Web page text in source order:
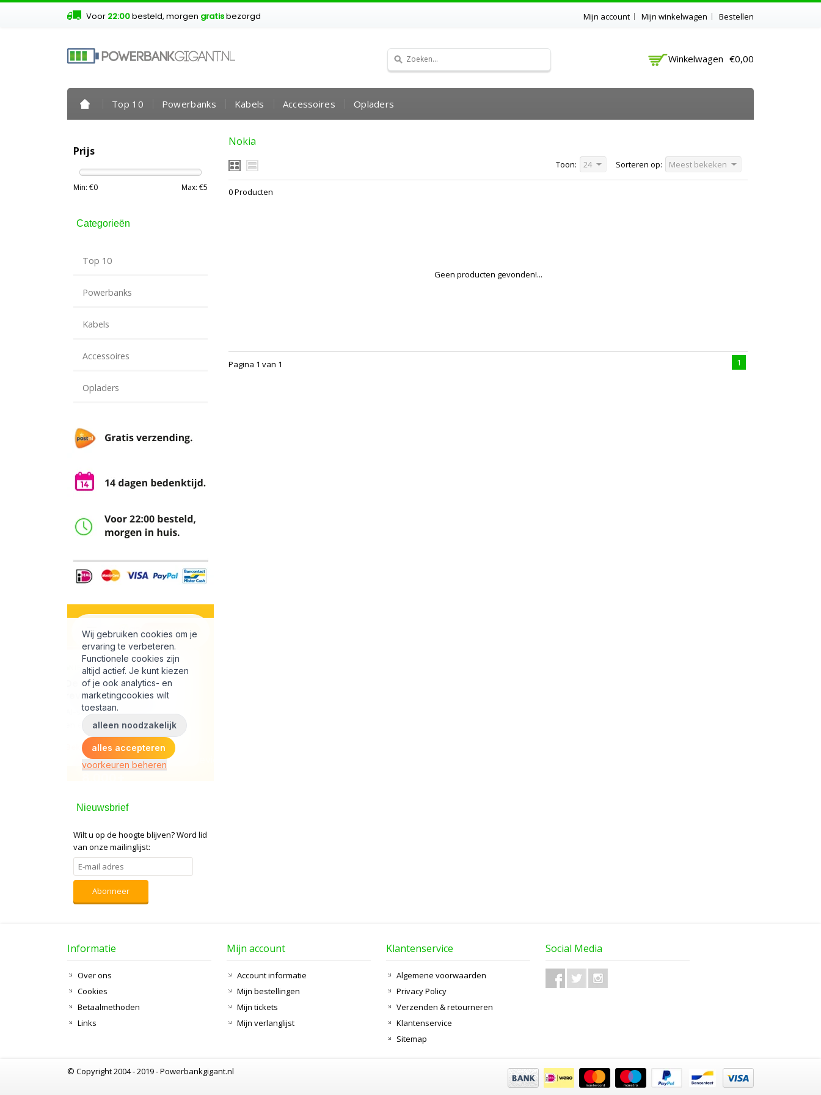
Voor 22:00besteld, morgen gratisbezorgd Mijn account Mijn winkelwagen Bestellen
Winkelwagen €0,00
Top 10 Powerbanks Kabels Accessoires Opladers
Nokia
Sorteren op: Meest bekeken
Toon: 24
0 Producten
Geen producten gevonden!...
Pagina 1 van 1 1
Prijs
Min: €0 Max: €5
Categorieën
Top 10
Powerbanks
Kabels
Accessoires
Opladers
Nieuwsbrief
Wilt u op de hoogte blijven?Word lid
van onze mailinglijst:
Abonneer
Informatie
Over ons
Cookies
Betaalmethoden
Links
Mijn account
Account informatie
Mijn bestellingen
Mijn tickets
Mijn verlanglijst
Klantenservice
Algemene voorwaarden
Privacy Policy
Verzenden & retourneren
Klantenservice
Sitemap
Social Media
© Copyright 2004 - 2019 - Powerbankgigant.nl